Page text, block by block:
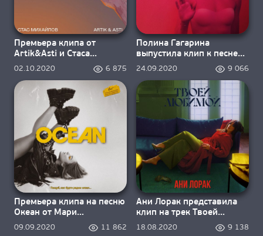
Премьера клипа от
Artik&Asti и Стаса
Михайлова – Возьми мою
02.10.2020 6 875
Полина Гагарина
выпустила клип к песне
“На расстоянии”
24.09.2020 9 066
Премьера клипа на песню
Океан от Мари
Краймбрери
09.09.2020 11 862
Ани Лорак представила
клип на трек Твоей
любимой
18.08.2020 9 138